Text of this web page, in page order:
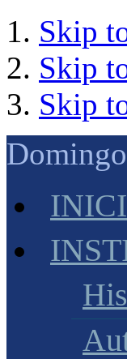
Skip
Skip
Skip